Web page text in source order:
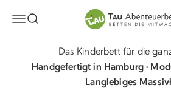
Menü
Suche TAU
Das Kinderbett für die
Handgefertigt in Hamburg ·
Langlebiges